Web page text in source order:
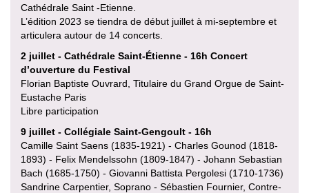
Cathédrale Saint -Etienne.
L’édition 2023 se tiendra de début juillet à mi-septembre et
articulera autour de 14 concerts.
2 juillet - Cathédrale Saint-Étienne - 16h Concert
d’ouverture du Festival
Florian Baptiste Ouvrard, Titulaire du Grand Orgue de Saint-
Eustache Paris
Libre participation
9 juillet - Collégiale Saint-Gengoult - 16h
Camille Saint Saens (1835-1921) - Charles Gounod (1818-
1893) - Felix Mendelssohn (1809-1847) - Johann Sebastian
Bach (1685-1750) - Giovanni Battista Pergolesi (1710-1736)
Sandrine Carpentier, Soprano - Sébastien Fournier, Contre-